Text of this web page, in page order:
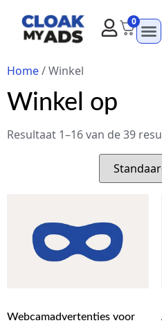
0
Home/ Winkel
Winkel op
Resultaat 1–16 van de 39
Webcamadvertenties voor